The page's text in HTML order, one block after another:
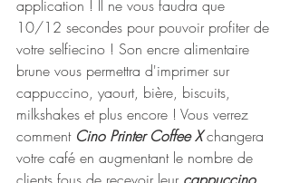
application ! Il ne vous faudra que
10/12 secondes pour pouvoir profiter de
votre selfiecino ! Son encre alimentaire
brune vous permettra d'imprimer sur
cappuccino, yaourt, bière, biscuits,
milkshakes et plus encore ! Vous verrez
comment Cino Printer Coffee X changera
votre café en augmentant le nombre de